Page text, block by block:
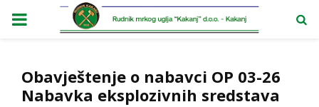
PRIMARY
Obavještenje o nabavci OP 03-26
Nabavka eksplozivnih sredstava